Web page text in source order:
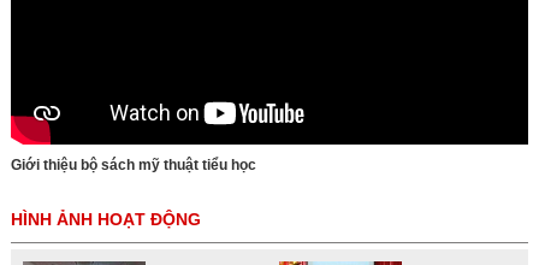
Giới thiệu bộ sách mỹ thuật tiểu học
HÌNH ẢNH HOẠT ĐỘNG